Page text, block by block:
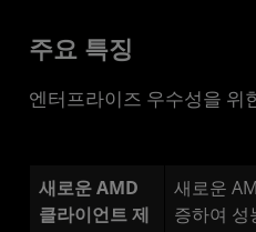
주요 특징
엔터프라이즈 우수성을 위
새로운 AMD
클라이언트 제
새로운
증하여 성